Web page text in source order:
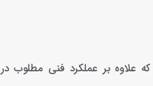
است که علاوه بر عملکرد فنی مطلوب در